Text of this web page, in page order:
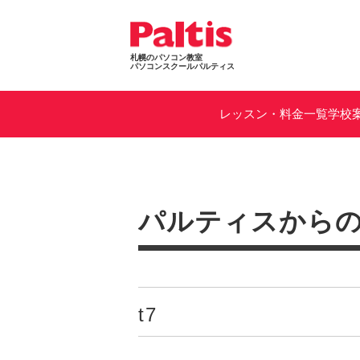
札幌のパソコン教室
パソコンスクールパルティス
レッスン・料金一覧学校
パルティスから
t7